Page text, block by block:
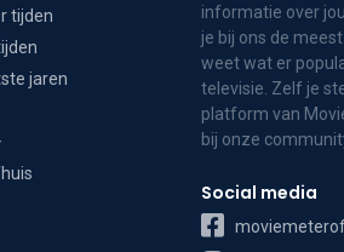
tijden
jaren
informatie over
je bij ons de
weet wat er
televisie. Zelf je
platform van
bij onze
Social media